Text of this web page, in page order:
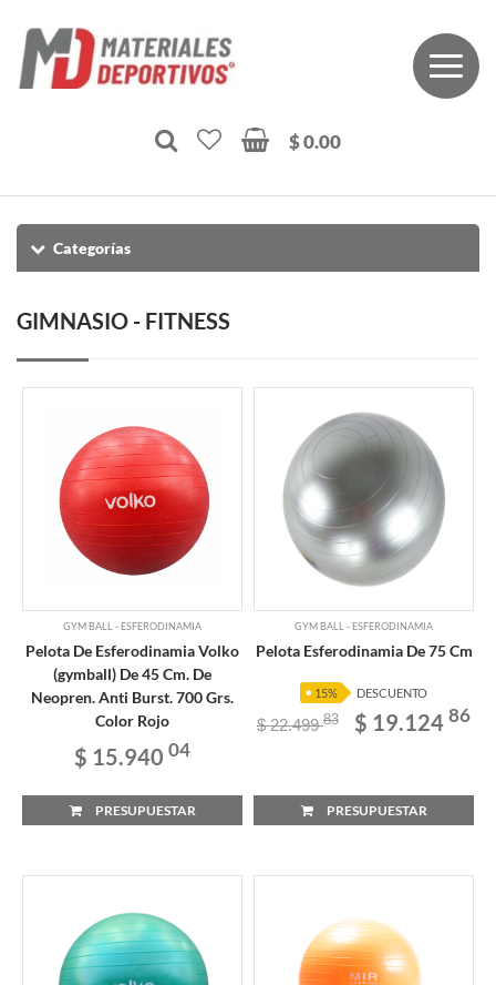
$ 0.00
Categorías
GIMNASIO - FITNESS
GYM BALL - ESFERODINAMIA
Pelota De Esferodinamia Volko
(gymball) De 45 Cm. De
Neopren. Anti Burst. 700 Grs.
Color Rojo
$ 15.940 04
PRESUPUESTAR
GYM BALL - ESFERODINAMIA
Pelota Esferodinamia De 75 Cm
15% DESCUENTO
$ 22.49983 $ 19.124 86
PRESUPUESTAR